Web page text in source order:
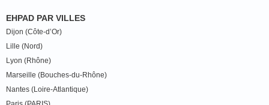
EHPAD PAR VILLES
Dijon (Côte-d’Or)
Lille (Nord)
Lyon (Rhône)
Marseille (Bouches-du-Rhône)
Nantes (Loire-Atlantique)